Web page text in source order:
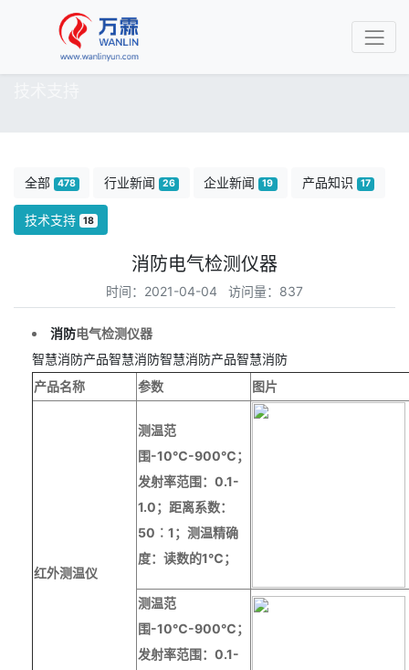
全部 478 行业新闻 26 企业新闻 19 产品知识 17
技术支持 18
消防电气检测仪器
时间：2021-04-04 访问量：837
消防电气检测仪器
智慧消防产品智慧消防智慧消防产品智慧消防
产品名称
参数 图片
红外测温仪
测温范
围-10℃-900℃；
发射率范围： 0.1-
1.0；距离系数：
50 ︰ 1；测温精确
度：读数的1℃；
测温范
围-10℃-900℃；
发射率范围： 0.1-